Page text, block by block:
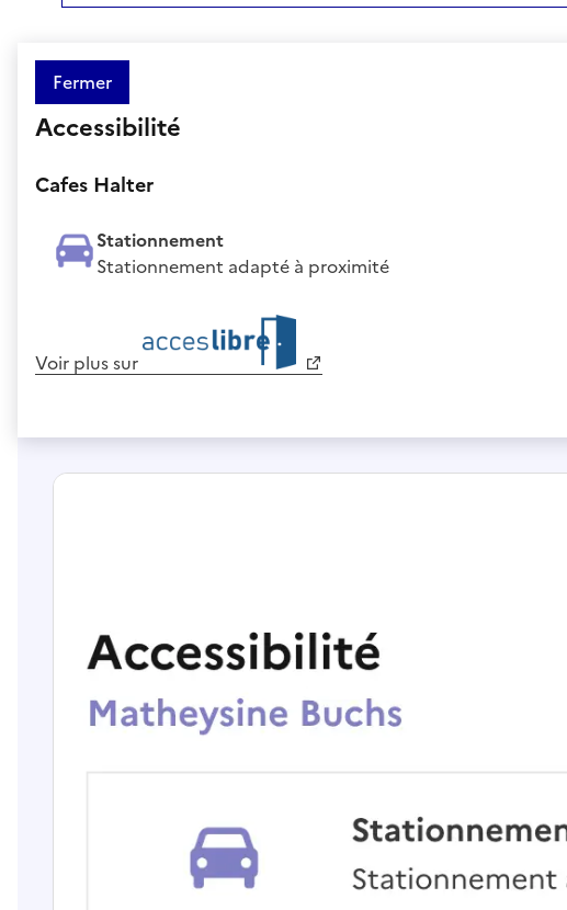
Fermer
Accessibilité
Cafes Halter
Stationnement
Stationnement adapté à proximité
Voir plus sur